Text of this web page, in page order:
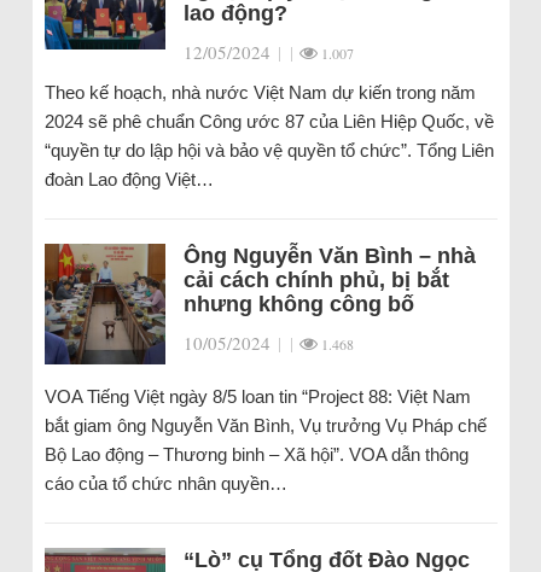
lao động?
12/05/2024 | | 1.007
Theo kế hoạch, nhà nước Việt Nam dự kiến trong năm
2024 sẽ phê chuẩn Công ước 87 của Liên Hiệp Quốc, về
“quyền tự do lập hội và bảo vệ quyền tổ chức”. Tổng Liên
đoàn Lao động Việt…
Ông Nguyễn Văn Bình – nhà
cải cách chính phủ, bị bắt
nhưng không công bố
10/05/2024 | | 1.468
VOA Tiếng Việt ngày 8/5 loan tin “Project 88: Việt Nam
bắt giam ông Nguyễn Văn Bình, Vụ trưởng Vụ Pháp chế
Bộ Lao động – Thương binh – Xã hội”. VOA dẫn thông
cáo của tổ chức nhân quyền…
“Lò” cụ Tổng đốt Đào Ngọc